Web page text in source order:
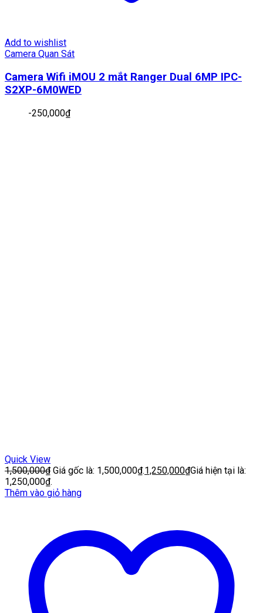
Add to wishlist
Camera Quan Sát
Camera Wifi iMOU 2 mắt Ranger Dual 6MP IPC-
S2XP-6M0WED
-250,000₫
Quick View
1,500,000₫ Giá gốc là: 1,500,000₫.1,250,000₫Giá hiện tại là:
1,250,000₫.
Thêm vào giỏ hàng